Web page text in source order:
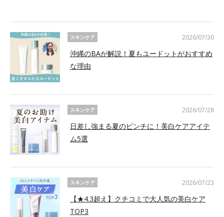
スキンケア
沖縄のBAが解説！夏もユードットがおすすめ
な理由
2026/07/30
スキンケア
日差し強まる夏のピンチに！美白ケアアイテ
ム5選
2026/07/28
スキンケア
【★4.3超え】クチコミで大人気の美白ケア
TOP3
2026/07/23